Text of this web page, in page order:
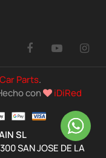
Facebook
Parts.
con
iDiRed
SL
SAN JOSE DE LA